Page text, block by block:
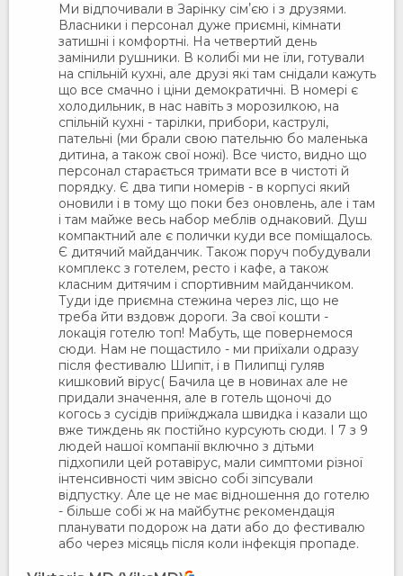
Ми відпочивали в Зарінку сімʼєю і з друзями.
Власники і персонал дуже приємні, кімнати
затишні і комфортні. На четвертий день
замінили рушники. В колибі ми не їли, готували
на спільній кухні, але друзі які там снідали кажуть
що все смачно і ціни демократичні. В номері є
холодильник, в нас навіть з морозилкою, на
спільній кухні - тарілки, прибори, каструлі,
пательні (ми брали свою пательню бо маленька
дитина, а також свої ножі). Все чисто, видно що
персонал старається тримати все в чистоті й
порядку. Є два типи номерів - в корпусі який
оновили і в тому що поки без оновлень, але і там
і там майже весь набор меблів однаковий. Душ
компактний але є полички куди все поміщалось.
Є дитячий майданчик. Також поруч побудували
комплекс з готелем, ресто і кафе, а також
класним дитячим і спортивним майданчиком.
Туди іде приємна стежина через ліс, що не
треба йти вздовж дороги. За свої кошти -
локація готелю топ! Мабуть, ще повернемося
сюди. Нам не пощастило - ми приїхали одразу
після фестивалю Шипіт, і в Пилипці гуляв
кишковий вірус( Бачила це в новинах але не
придали значення, але в готель щоночі до
когось з сусідів приїжджала швидка і казали що
вже тиждень як постійно курсують сюди. І 7 з 9
людей нашої компанії включно з дітьми
підхопили цей ротавірус, мали симптоми різної
інтенсивності чим звісно собі зіпсували
відпустку. Але це не має відношення до готелю
- більше собі ж на майбутнє рекомендація
планувати подорож на дати або до фестивалю
або через місяць після коли інфекція пропаде.